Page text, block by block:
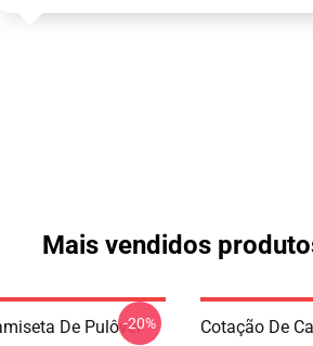
Mais vendidos
De Pulôver
-20%
Cotação De